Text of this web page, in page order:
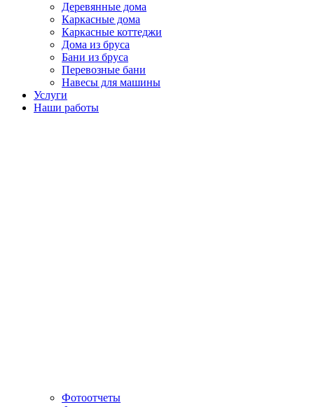
Деревянные дома
Каркасные дома
Каркасные коттеджи
Дома из бруса
Бани из бруса
Перевозные бани
Навесы для машины
Услуги
Наши работы
Фотоотчеты